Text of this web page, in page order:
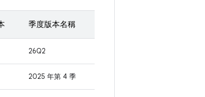
季度版本名稱
26Q2
2025 年第 4 季